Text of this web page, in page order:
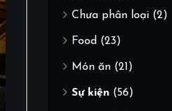
Chưa phân loại (2)
Food (23)
Món ăn (21)
Sự kiện (56)